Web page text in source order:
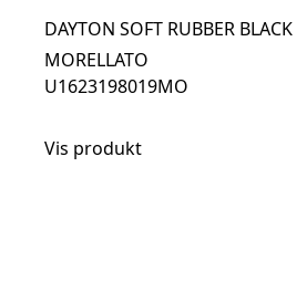
DAYTON SOFT RUBBER BLACK
MORELLATO
U1623198019MO
Vis produkt